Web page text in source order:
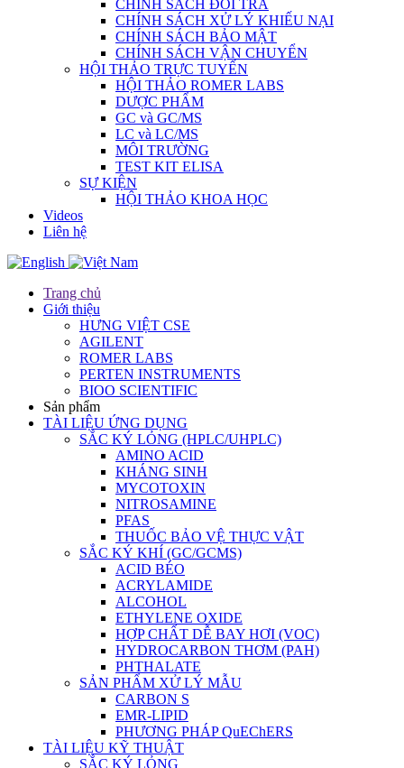
CHÍNH SÁCH ĐỔI TRẢ
CHÍNH SÁCH XỬ LÝ KHIẾU NẠI
CHÍNH SÁCH BẢO MẬT
CHÍNH SÁCH VẬN CHUYỂN
HỘI THẢO TRỰC TUYẾN
HỘI THẢO ROMER LABS
DƯỢC PHẨM
GC và GC/MS
LC và LC/MS
MÔI TRƯỜNG
TEST KIT ELISA
SỰ KIỆN
HỘI THẢO KHOA HỌC
Videos
Liên hệ
Trang chủ
Giới thiệu
HƯNG VIỆT CSE
AGILENT
ROMER LABS
PERTEN INSTRUMENTS
BIOO SCIENTIFIC
Sản phẩm
TÀI LIỆU ỨNG DỤNG
SẮC KÝ LỎNG (HPLC/UHPLC)
AMINO ACID
KHÁNG SINH
MYCOTOXIN
NITROSAMINE
PFAS
THUỐC BẢO VỆ THỰC VẬT
SẮC KÝ KHÍ (GC/GCMS)
ACID BÉO
ACRYLAMIDE
ALCOHOL
ETHYLENE OXIDE
HỢP CHẤT DỄ BAY HƠI (VOC)
HYDROCARBON THƠM (PAH)
PHTHALATE
SẢN PHẨM XỬ LÝ MẪU
CARBON S
EMR-LIPID
PHƯƠNG PHÁP QuEChERS
TÀI LIỆU KỸ THUẬT
SẮC KÝ LỎNG